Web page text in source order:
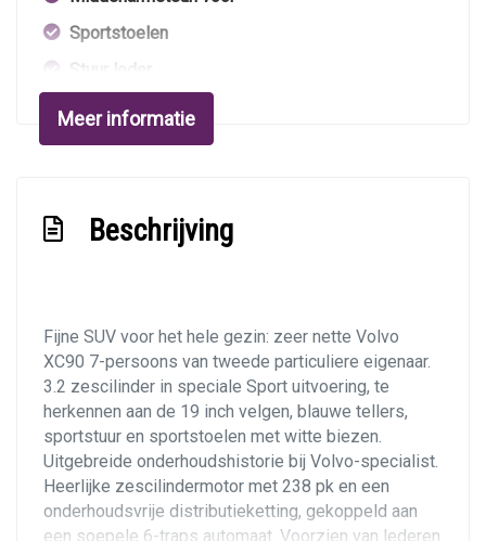
Sportstoelen
Stuur leder
Stuur verstelbaar
Stuurbekrachtiging snelheidsafhankelijk
Exterieur
Buitenspiegels elektrisch verstel- en
verwarmbaar
Buitenspiegels met verlichting
Centrale vergrendeling met afstandsbediening
Dimlichten automatisch
Getint glas
Meer informatie
Beschrijving
Fijne SUV voor het hele gezin: zeer nette Volvo
XC90 7-persoons van tweede particuliere eigenaar.
3.2 zescilinder in speciale Sport uitvoering, te
herkennen aan de 19 inch velgen, blauwe tellers,
sportstuur en sportstoelen met witte biezen.
Uitgebreide onderhoudshistorie bij Volvo-specialist.
Heerlijke zescilindermotor met 238 pk en een
onderhoudsvrije distributieketting, gekoppeld aan
een soepele 6-traps automaat. Voorzien van lederen